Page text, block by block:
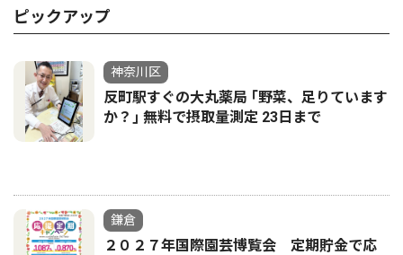
ピックアップ
神奈川区
反町駅すぐの大丸薬局 ｢野菜、足りています
か？｣ 無料で摂取量測定 23日まで
鎌倉
２０２７年国際園芸博覧会 定期貯金で応